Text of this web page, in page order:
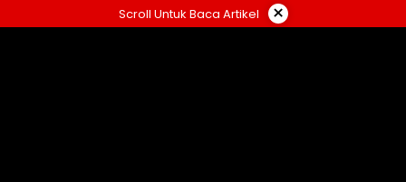
ke
Scroll Untuk Baca Artikel ×